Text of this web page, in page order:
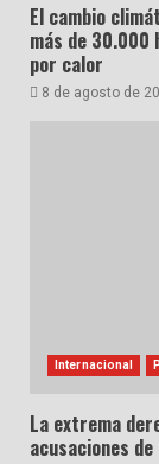
El cambio
más de 30.000
por calor
8 de agosto de
Internacional
La extrema
acusaciones